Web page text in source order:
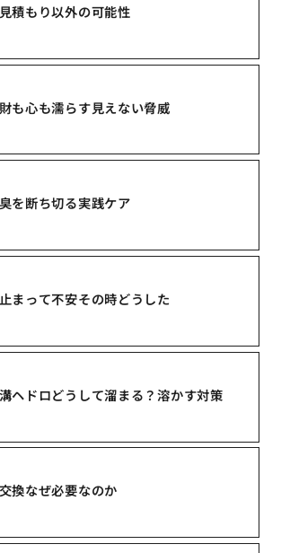
積もり以外の可能性
も心も濡らす見えない脅威
を断ち切る実践ケア
まって不安その時どうした
ヘドロどうして溜まる？溶かす対策
換なぜ必要なのか